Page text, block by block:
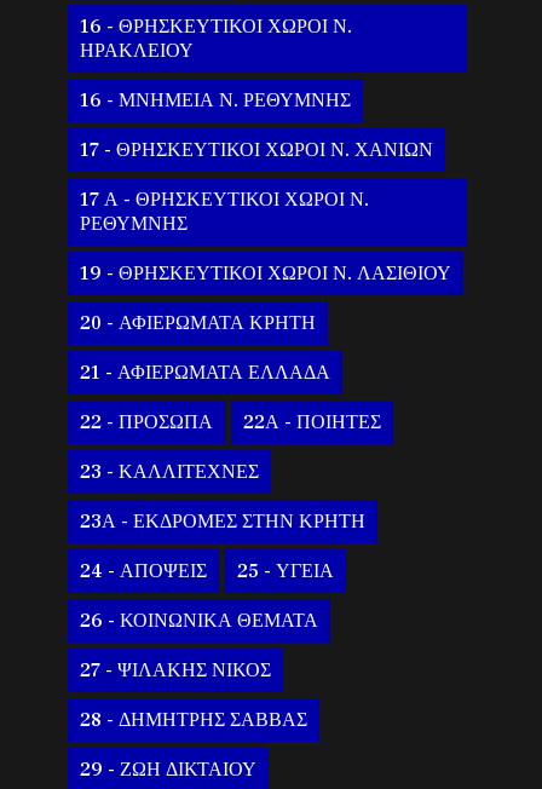
16 - ΘΡΗΣΚΕΥΤΙΚΟΙ ΧΩΡΟΙ Ν.
ΗΡΑΚΛΕΙΟΥ
16 - ΜΝΗΜΕΙΑ Ν. ΡΕΘΥΜΝΗΣ
17 - ΘΡΗΣΚΕΥΤΙΚΟΙ ΧΩΡΟΙ Ν. ΧΑΝΙΩΝ
17 Α - ΘΡΗΣΚΕΥΤΙΚΟΙ ΧΩΡΟΙ Ν.
ΡΕΘΥΜΝΗΣ
19 - ΘΡΗΣΚΕΥΤΙΚΟΙ ΧΩΡΟΙ Ν. ΛΑΣΙΘΙΟΥ
20 - ΑΦΙΕΡΩΜΑΤΑ ΚΡΗΤΗ
21 - ΑΦΙΕΡΩΜΑΤΑ ΕΛΛΑΔΑ
22 - ΠΡΟΣΩΠΑ 22Α - ΠΟΙΗΤΕΣ
23 - ΚΑΛΛΙΤΕΧΝΕΣ
23Α - ΕΚΔΡΟΜΕΣ ΣΤΗΝ ΚΡΗΤΗ
24 - ΑΠΟΨΕΙΣ 25 - ΥΓΕΙΑ
26 - ΚΟΙΝΩΝΙΚΑ ΘΕΜΑΤΑ
27 - ΨΙΛΑΚΗΣ ΝΙΚΟΣ
28 - ΔΗΜΗΤΡΗΣ ΣΑΒΒΑΣ
29 - ΖΩΗ ΔΙΚΤΑΙΟΥ